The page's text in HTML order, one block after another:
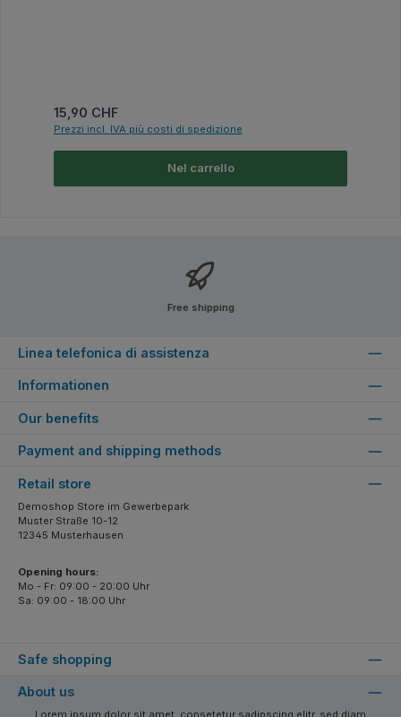
Prezzo normale:
15,90 CHF
Prezzi incl. IVA più costi di spedizione
Nel carrello
Free shipping
Linea telefonica di assistenza
Informationen
Our benefits
Payment and shipping methods
Safe shopping
Retail store
Demoshop Store im Gewerbepark
Muster Straße 10-12
12345 Musterhausen
Opening hours:
Mo - Fr: 09:00 - 20:00 Uhr
Sa: 09:00 - 18:00 Uhr
About us